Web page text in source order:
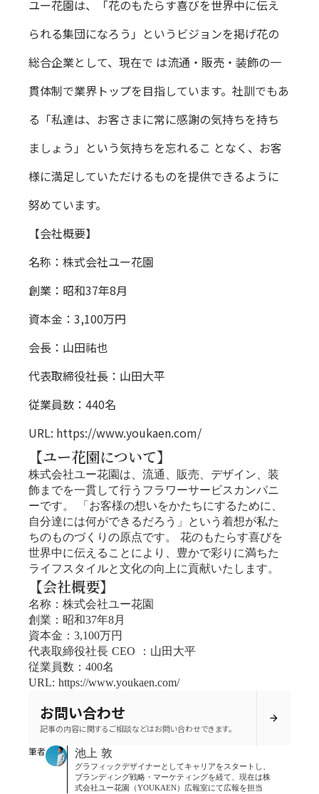
ユー花園は、「花のもたらす喜びを世界中に伝え
られる集団になろう」というビジョンを掲げ花の
総合企業として、現在で は流通・販売・装飾の一
貫体制で業界トップを目指しています。社訓でもあ
る「私達は、お客さまに常に感謝の気持ちを持ち
ましょう」という気持ちを忘れるこ となく、お客
様に満足していただけるものを提供できるように
努めています。
【会社概要】
名称：株式会社ユー花園
創業：昭和37年8月
資本金：3,100万円
会長：山田祐也
代表取締役社長：山田大平
従業員数：440名
URL: https://www.youkaen.com/
【ユー花園について】
株式会社ユー花園は、流通、販売、デザイン、装
飾までを一貫して行うフラワーサービスカンパニ
ーです。 「お客様の想いをかたちにするために、
自分達には何ができるだろう」という着想が私た
ちのものづくりの原点です。 花のもたらす喜びを
世界中に伝えることにより、豊かで彩りに満ちた
ライフスタイルと文化の向上に貢献いたします。
【会社概要】
名称：株式会社ユー花園
創業：昭和37年8月
資本金：3,100万円
代表取締役社長 CEO ：山田大平
従業員数：400名
URL: https://www.youkaen.com/
お問い合わせ
記事の内容に関するご相談などはお問い合わせできます。
arrow_forward
筆者 池上 敦
グラフィックデザイナーとしてキャリアをスタートし、
ブランディング戦略・マーケティングを経て、現在は株
式会社ユー花園（YOUKAEN）広報室にて広報を担当